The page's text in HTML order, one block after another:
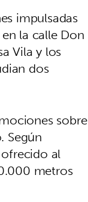
impulsadas
la calle Don
Vila y los
dos
sobre
Según
al
metros